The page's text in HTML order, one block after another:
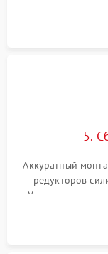
лидара или
5.
Аккуратный
редукторов
Установка новых
микрофибры,